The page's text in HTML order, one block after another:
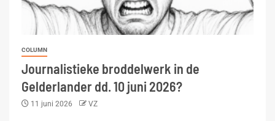
COLUMN
Journalistieke broddelwerk in de
Gelderlander dd. 10 juni 2026?
11 juni 2026 VZ